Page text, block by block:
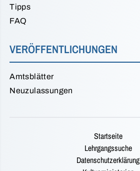
Tipps
FAQ
VERÖFFENTLICHUNGEN
Amtsblätter
Neuzulassungen
Startseite
Lehrgangssuche
Datenschutzerklärung